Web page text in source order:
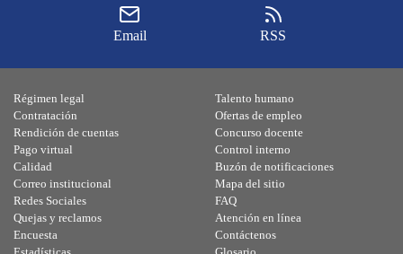
Email RSS
Régimen legal
Contratación
Rendición de cuentas
Pago virtual
Calidad
Talento humano
Ofertas de empleo
Concurso docente
Control interno
Buzón de notificaciones
Correo institucional
Redes Sociales
Quejas y reclamos
Encuesta
Mapa del sitio
FAQ
Atención en línea
Contáctenos